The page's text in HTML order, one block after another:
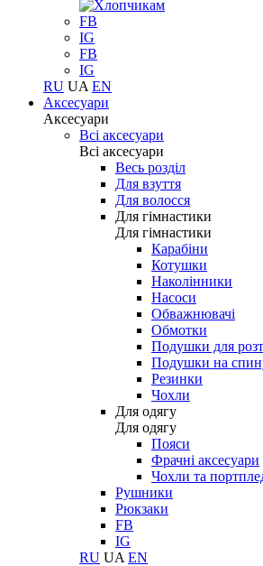
FB
IG
FB
IG
RU UA EN
Аксесуари
Аксесуари
Всі аксесуари
Всі аксесуари
Весь розділ
Для взуття
Для волосся
Для гімнастики
Для гімнастики
Карабіни
Котушки
Наколінники
Насоси
Обважнювачі
Обмотки
Подушки для
Подушки на
Резинки
Чохли
Для одягу
Для одягу
Пояси
Фрачні аксесуари
Чохли та
Рушники
Рюкзаки
FB
IG
RU UA EN